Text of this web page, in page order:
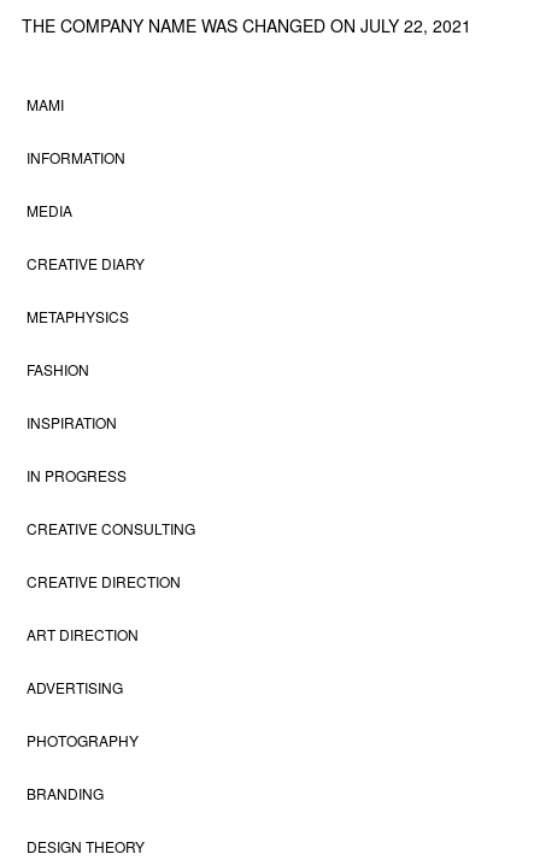
THE COMPANY NAME WAS CHANGED ON JULY 22, 2021
MAMI
INFORMATION
MEDIA
CREATIVE DIARY
METAPHYSICS
FASHION
INSPIRATION
IN PROGRESS
CREATIVE CONSULTING
CREATIVE DIRECTION
ART DIRECTION
ADVERTISING
PHOTOGRAPHY
BRANDING
DESIGN THEORY